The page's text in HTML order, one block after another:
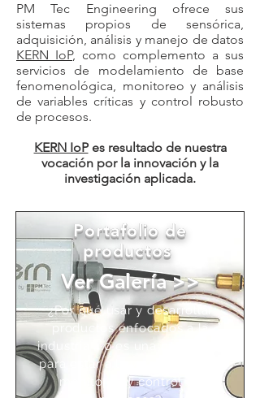
PM Tec Engineering ofrece sus
sistemas propios de sensórica,
adquisición, análisis y manejo de datos
KERN IoP, como complemento a sus
servicios de modelamiento de base
fenomenológica, monitoreo y análisis
de variables críticas y control robusto
de procesos.
KERN IoPes resultado de nuestra
vocación por la innovación y la
investigación aplicada.
Portafolio de
productos
¿Por qué usar y desarrollar
productos enfocados a la
industria 4.0 es una necesidad
para estar a la vanguardia del
monitoreo y control de
Ver Galería >>